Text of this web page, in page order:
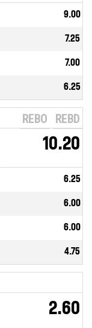
9.00
7.25
7.00
6.25
REBO REBD
10.20
6.25
6.00
6.00
4.75
2.60